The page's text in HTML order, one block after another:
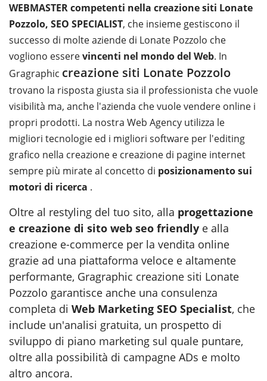
WEBMASTER competenti nella creazione siti Lonate
Pozzolo, SEO SPECIALIST, che insieme gestiscono il
successo di molte aziende di Lonate Pozzolo che
vogliono esserevincenti nel mondo del Web. In
Gragraphic creazione siti Lonate Pozzolo
trovano la risposta giusta sia il professionista che vuole
visibilità ma, anche l'azienda che vuole vendere online i
propri prodotti. La nostra Web Agency utilizza le
migliori tecnologie ed i migliori software per l'editing
grafico nella creazione e creazione di pagine internet
sempre più mirate al concetto di posizionamento sui
motori di ricerca .
Oltre al restyling del tuo sito, alla progettazione
e creazione di sito web seo friendly e alla
creazione e-commerce per la vendita online
grazie ad una piattaforma veloce e altamente
performante, Gragraphic creazione siti Lonate
Pozzolo garantisce anche una consulenza
completa di Web Marketing SEO Specialist, che
include un'analisi gratuita, un prospetto di
sviluppo di piano marketing sul quale puntare,
oltre alla possibilità di campagne ADs e molto
altro ancora.